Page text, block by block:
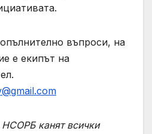
въпроси, на
е екипът на
канят всички